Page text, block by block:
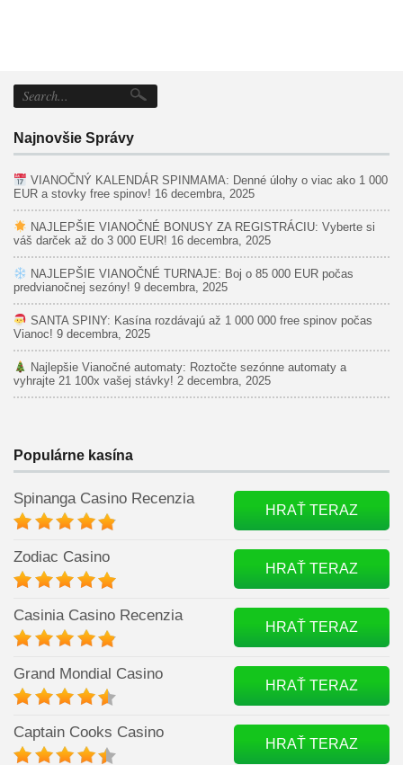
Najnovšie Správy
VIANOČNÝ KALENDÁR SPINMAMA: Denné úlohy o viac ako 1 000
EUR a stovky free spinov! 16 decembra, 2025
NAJLEPŠIE VIANOČNÉ BONUSY ZA REGISTRÁCIU: Vyberte si
váš darček až do 3 000 EUR! 16 decembra, 2025
NAJLEPŠIE VIANOČNÉ TURNAJE: Boj o 85 000 EUR počas
predvianočnej sezóny! 9 decembra, 2025
SANTA SPINY: Kasína rozdávajú až 1 000 000 free spinov počas
Vianoc! 9 decembra, 2025
Najlepšie Vianočné automaty: Roztočte sezónne automaty a
vyhrajte 21 100x vašej stávky! 2 decembra, 2025
Populárne kasína
Spinanga Casino Recenzia
HRAŤ TERAZ
Zodiac Casino
HRAŤ TERAZ
Casinia Casino Recenzia
HRAŤ TERAZ
Grand Mondial Casino
HRAŤ TERAZ
Captain Cooks Casino
HRAŤ TERAZ